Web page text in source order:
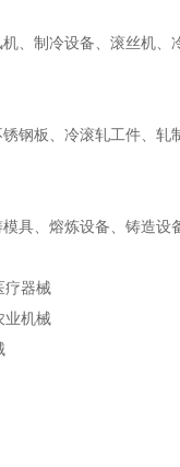
、制冷设备、滚丝机、
钢板、冷滚轧工件、轧
具、熔炼设备、铸造
疗器械
业机械